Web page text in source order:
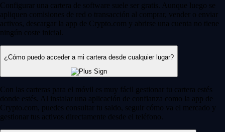
Configurar una cartera de software suele ser gratis. Aunque luego se
apliquen comisiones de red o transacción al comprar, vender o enviar
activos, descargar la app de Crypto.com y abrirse una cuenta no tiene
ningún coste inicial.
¿Cómo puedo acceder a mi cartera desde cualquier lugar?
Con las carteras para el móvil es muy fácil gestionar tu cartera estés
donde estés. Al instalar una aplicación de confianza como la app de
Crypto.com, puedes consultar tu saldo, seguir cómo va el mercado y
gestionar tus activos directamente desde el teléfono.